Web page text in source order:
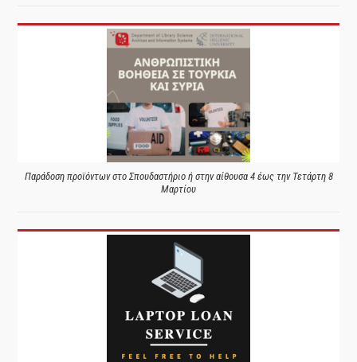
Παράδοση προϊόντων στο Σπουδαστήριο ή στην αίθουσα 4 έως την Τετάρτη 8
Μαρτίου